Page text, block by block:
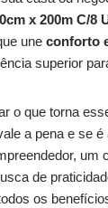
x 200m C/8
une conforto
superior
o que torna
a pena e se
um
de
os